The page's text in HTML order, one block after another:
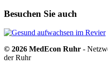
Besuchen Sie auch
© 2026 MedEcon Ruhr -
der Ruhr